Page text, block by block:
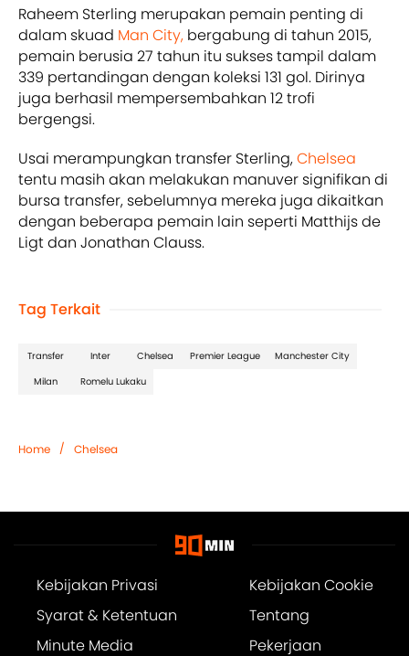
Raheem Sterling merupakan pemain penting di
dalam skuad Man City, bergabung di tahun 2015,
pemain berusia 27 tahun itu sukses tampil dalam
339 pertandingan dengan koleksi 131 gol. Dirinya
juga berhasil mempersembahkan 12 trofi
bergengsi.
Usai merampungkan transfer Sterling,Chelsea
tentu masih akan melakukan manuver signifikan di
bursa transfer, sebelumnya mereka juga dikaitkan
dengan beberapa pemain lain seperti Matthijs de
Ligt dan Jonathan Clauss.
Tag Terkait
Transfer Inter Chelsea Premier League
Manchester City
Milan
Romelu Lukaku
Home / Chelsea
Kebijakan Privasi
Kebijakan Cookie
Syarat & Ketentuan
Tentang
Minute Media
Pekerjaan